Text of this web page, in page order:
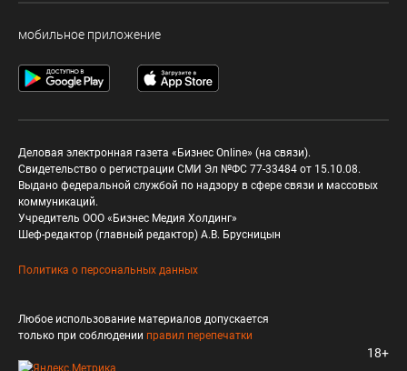
мобильное приложение
Деловая электронная газета «Бизнес Online» (на связи).
Свидетельство о регистрации СМИ Эл №ФС 77-33484 от 15.10.08.
Выдано федеральной службой по надзору в сфере связи и массовых
коммуникаций.
Учредитель ООО «Бизнес Медия Холдинг»
Шеф-редактор (главный редактор) А.В. Брусницын
Политика о персональных данных
Любое использование материалов допускается
только при соблюдении правил перепечатки
18+